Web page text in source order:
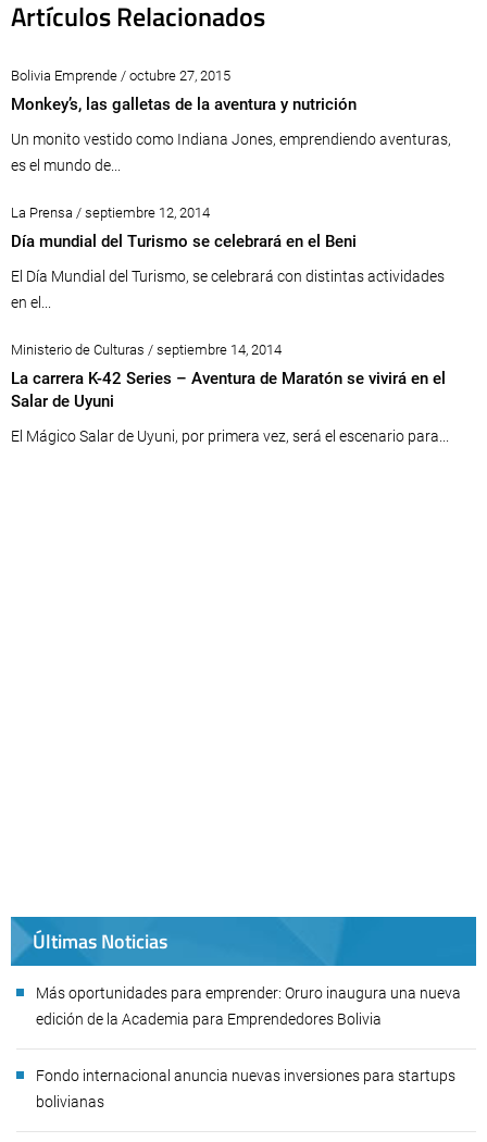
Artículos Relacionados
Bolivia Emprende / octubre 27, 2015
Monkey’s, las galletas de la aventura y nutrición
Un monito vestido como Indiana Jones, emprendiendo aventuras,
es el mundo de...
La Prensa / septiembre 12, 2014
Día mundial del Turismo se celebrará en el Beni
El Día Mundial del Turismo, se celebrará con distintas actividades
en el...
Ministerio de Culturas / septiembre 14, 2014
La carrera K-42 Series – Aventura de Maratón se vivirá en el
Salar de Uyuni
El Mágico Salar de Uyuni, por primera vez, será el escenario para...
Últimas Noticias
Más oportunidades para emprender: Oruro inaugura una nueva
edición de la Academia para Emprendedores Bolivia
Fondo internacional anuncia nuevas inversiones para startups
bolivianas